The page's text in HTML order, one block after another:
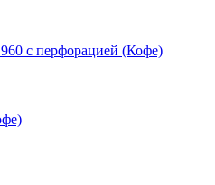
с перфорацией (Кофе)